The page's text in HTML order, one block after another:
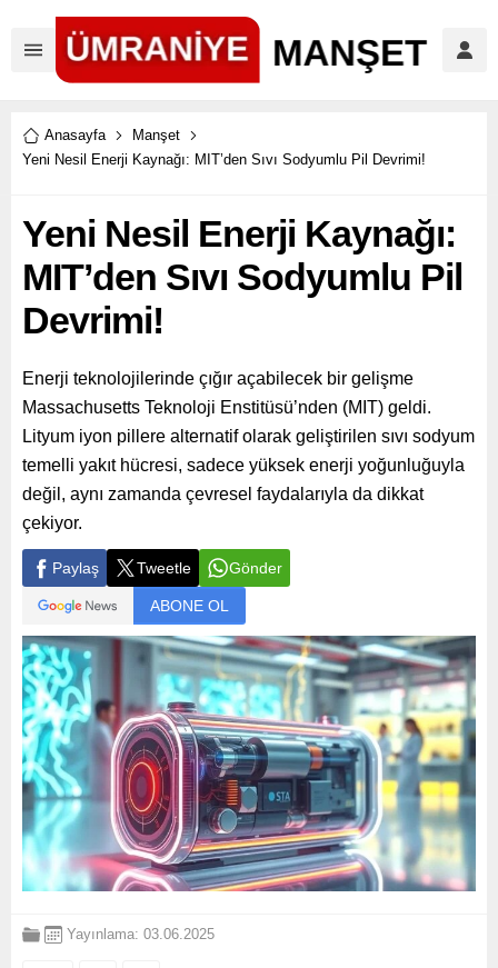
Anasayfa
Manşet
Yeni Nesil Enerji Kaynağı: MIT’den Sıvı Sodyumlu Pil Devrimi!
Yeni Nesil Enerji Kaynağı:
MIT’den Sıvı Sodyumlu Pil
Devrimi!
Enerji teknolojilerinde çığır açabilecek bir gelişme
Massachusetts Teknoloji Enstitüsü’nden (MIT) geldi.
Lityum iyon pillere alternatif olarak geliştirilen sıvı sodyum
temelli yakıt hücresi, sadece yüksek enerji yoğunluğuyla
değil, aynı zamanda çevresel faydalarıyla da dikkat
çekiyor.
Paylaş Tweetle Gönder
ABONE OL
Yayınlama: 03.06.2025